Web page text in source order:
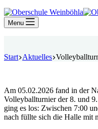
Menu
Start Aktuelles
Am 05.02.2026 fand in der
Volleyballturnier der 8. und
ging es los: Zwischen 7:00
nach füllte sich die Halle mit